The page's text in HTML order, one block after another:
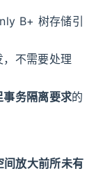
B+ 树存储引
不需要处理
事务隔离要求的
间放大前所未有